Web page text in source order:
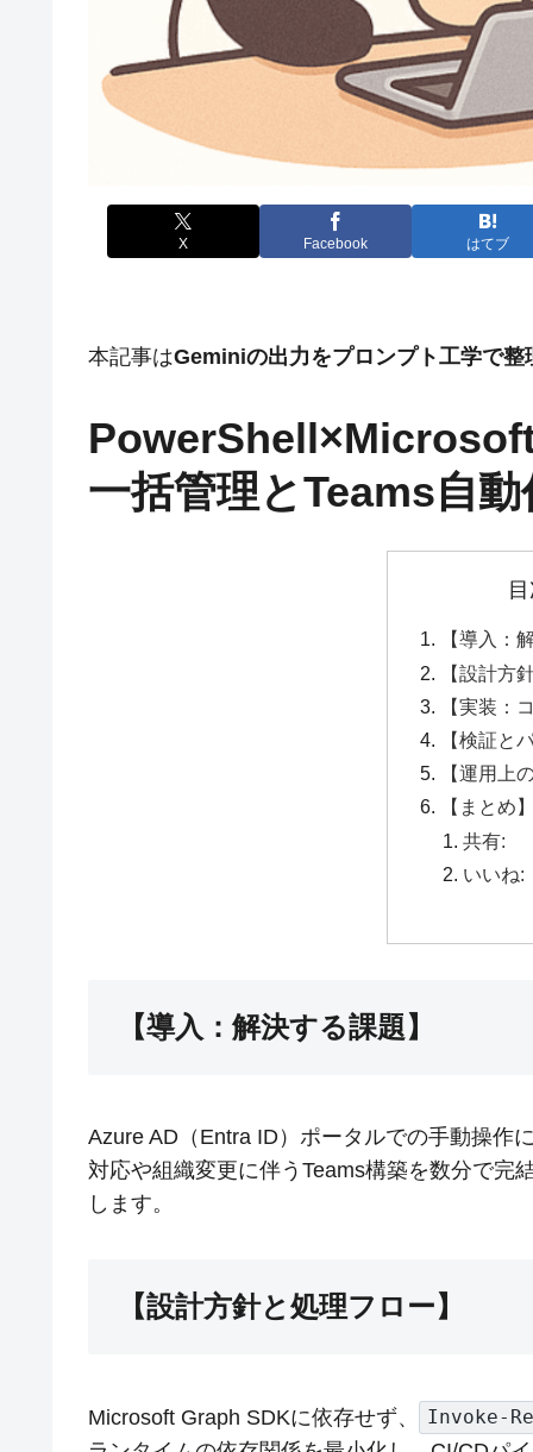
X Facebook はてブ
本記事はGeminiの出力をプロンプト工学で
一括管理とTeams自
【導入：
【設計方
【実装：
【検証と
【運用上
【まとめ
共有:
いいね:
【導入：解決する課題】
Azure AD（Entra ID）ポータルでの手動操作
対応や組織変更に伴うTeams構築を数分で完
します。
【設計方針と処理フロー】
Microsoft Graph SDKに依存せず、 Invoke-